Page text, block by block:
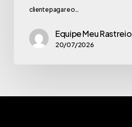
cliente pagar e o…
Equipe Meu Rastreio
20/07/2026